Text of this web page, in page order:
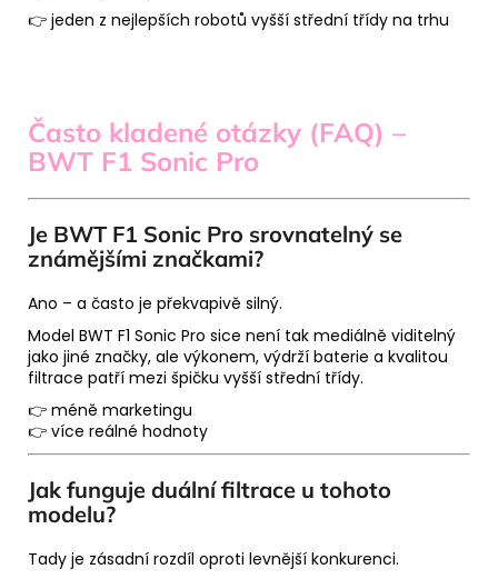
👉 jeden z nejlepších robotů vyšší střední třídy na trhu
Často kladené otázky (FAQ) –
BWT F1 Sonic Pro
Je BWT F1 Sonic Pro srovnatelný se
známějšími značkami?
Ano – a často je překvapivě silný.
Model BWT F1 Sonic Pro sice není tak mediálně viditelný
jako jiné značky, ale výkonem, výdrží baterie a kvalitou
filtrace patří mezi špičku vyšší střední třídy.
👉 méně marketingu
👉 více reálné hodnoty
Jak funguje duální filtrace u tohoto
modelu?
Tady je zásadní rozdíl oproti levnější konkurenci.